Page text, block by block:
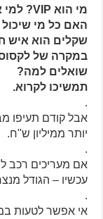
מי הוא VIP? למי אנחנו יכולים לקרוא איש חשוב מאוד?
האם כל מי שיכול
שקלים הוא איש
במקרה של לקסוס LX600 VIP בהחלט כן.
שואלים למה?
תמשיכו לקרוא.
אבל קודם תעיפו
יותר ממיליון ש"ח.
אם מעריכים רכב
עכשיו – הגודל מנצח.